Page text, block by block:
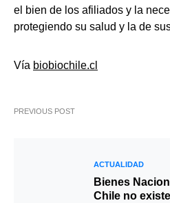
el bien de los afiliados y la
protegiendo su salud y la de
Vía biobiochile.cl
PREVIOUS POST
ACTUALIDAD
Bienes
Chile no